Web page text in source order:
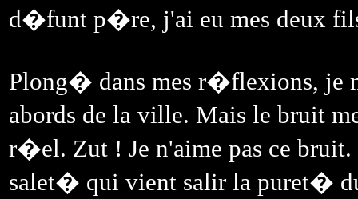
d�funt p�re, j'ai eu mes deux
Plong� dans mes r�flexions, je
abords de la ville. Mais le bruit
r�el. Zut ! Je n'aime pas ce bruit.
salet� qui vient salir la puret�